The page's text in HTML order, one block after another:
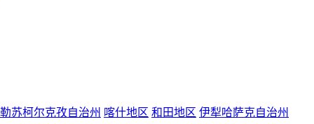
苏柯尔克孜自治州 喀什地区 和田地区 伊犁哈萨克自治州